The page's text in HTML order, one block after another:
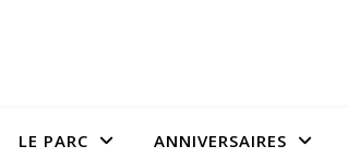
LE PARC ANNIVERSAIRES